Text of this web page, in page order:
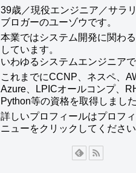
39歳／現役エンジニア／サラ
ブロガーのユーゾウです。
本業ではシステム開発に関わ
しています。
いわゆるシステムエンジニアで
これまでにCCNP、ネスペ、
Azure、LPICオールコンプ、
Python等の資格を取得しました
詳しいプロフィールはプロフ
ニューをクリックしてください